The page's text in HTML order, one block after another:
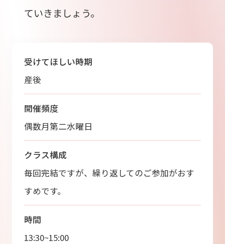
ていきましょう。
受けてほしい時期
産後
開催頻度
偶数月第二水曜日
クラス構成
毎回完結ですが、繰り返してのご参加がおす
すめです。
時間
13:30~15:00